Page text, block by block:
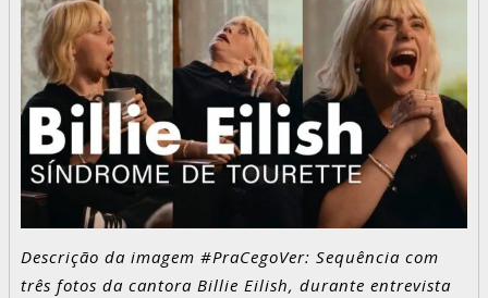
Descrição da imagem #PraCegoVer: Sequência com
três fotos da cantora Billie Eilish, durante entrevista